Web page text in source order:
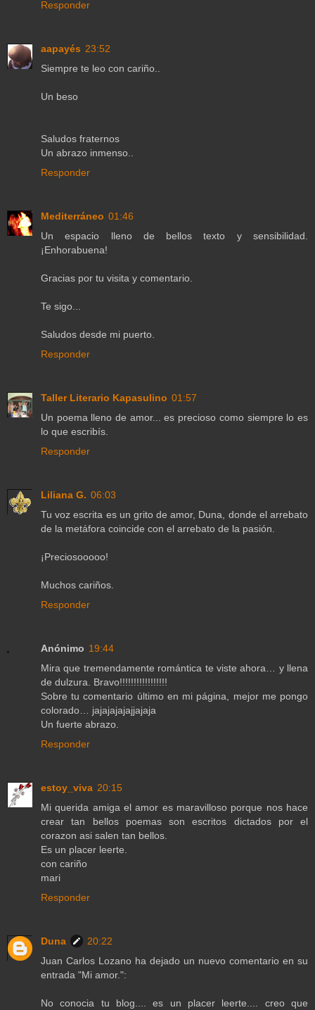
Responder
aapayés 23:52
Siempre te leo con cariño..
Un beso
Saludos fraternos
Un abrazo inmenso..
Responder
Mediterráneo 01:46
Un espacio lleno de bellos texto y sensibilidad.
¡Enhorabuena!
Gracias por tu visita y comentario.
Te sigo...
Saludos desde mi puerto.
Responder
Taller Literario Kapasulino 01:57
Un poema lleno de amor... es precioso como siempre lo es
lo que escribís.
Responder
Liliana G. 06:03
Tu voz escrita es un grito de amor, Duna, donde el arrebato
de la metáfora coincide con el arrebato de la pasión.
¡Preciosooooo!
Muchos cariños.
Responder
Anónimo 19:44
Mira que tremendamente romántica te viste ahora… y llena
de dulzura. Bravo!!!!!!!!!!!!!!!!!
Sobre tu comentario último en mi página, mejor me pongo
colorado… jajajajajajjajaja
Un fuerte abrazo.
Responder
estoy_viva 20:15
Mi querida amiga el amor es maravilloso porque nos hace
crear tan bellos poemas son escritos dictados por el
corazon asi salen tan bellos.
Es un placer leerte.
con cariño
mari
Responder
Duna
20:22
Juan Carlos Lozano ha dejado un nuevo comentario en su
entrada "Mi amor.":
No conocia tu blog.... es un placer leerte.... creo que